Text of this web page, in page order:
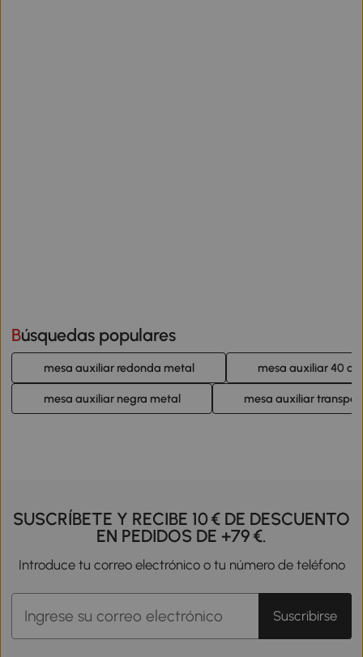
Búsquedas populares
mesa auxiliar redonda metal mesa auxiliar 40 cm
mesa auxiliar negra metal mesa auxiliar
SUSCRÍBETE Y RECIBE 10 € DE DESCUENTO
EN PEDIDOS DE +79 €.
Introduce tu correo electrónico o tu número de teléfono
Suscribirse